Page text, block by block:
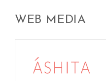
WEB MEDIA